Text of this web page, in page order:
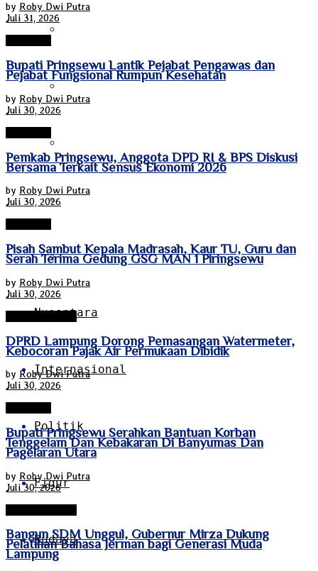
Sulawesi Utara
Sumatra Selatan
Sumatra Utara
Nusantara
Internasional
Politik
Figur
Budaya
by Roby Dwi Putra
Juli 31, 2026
Bupati Pringsewu Lantik Pejabat Pengawas dan
Pejabat Fungsional Rumpun Kesehatan
by Roby Dwi Putra
Juli 30, 2026
Pemkab Pringsewu, Anggota DPD RI & BPS Diskusi
Bersama Terkait Sensus Ekonomi 2026
by Roby Dwi Putra
Juli 30, 2026
Pisah Sambut Kepala Madrasah, Kaur TU, Guru dan
Serah Terima Gedung GSG MAN 1 Piringsewu
by Roby Dwi Putra
Juli 30, 2026
DPRD Lampung Dorong Pemasangan Watermeter,
Kebocoran Pajak Air Permukaan Dibidik
by Roby Dwi Putra
Juli 30, 2026
Bupati Pringsewu Serahkan Bantuan Korban
Tenggelam Dan Kebakaran Di Banyumas Dan
Pagelaran Utara
by Roby Dwi Putra
Juli 30, 2026
Bangun SDM Unggul, Gubernur Mirza Dukung
Pelatihan Bahasa Jerman bagi Generasi Muda
Lampung